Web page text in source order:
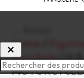
Home
mondiale/